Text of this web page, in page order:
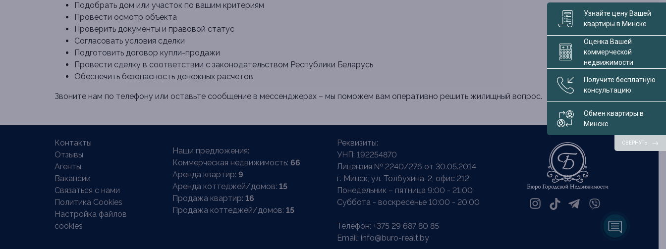
Подобрать дом или участок по вашим критериям
Провести осмотр объекта
Проверить документы и правовой статус
Согласовать условия сделки
Подготовить договор купли-продажи
Провести сделку в соответствии с законодательством Республики Беларусь
Обеспечить безопасность денежных расчетов
Звоните нам по телефону или оставьте сообщение в мессенджерах – мы поможем вам оперативно решить жилищный вопрос.
Контакты
Отзывы
Агенты
Вакансии
Связаться с нами
Политика Cookies
Настройка файлов
cookies
Наши предложения:
Коммерческая недвижимость: 66
Аренда квартир: 9
Аренда коттеджей/домов: 15
Продажа квартир: 16
Продажа коттеджей/домов: 15
Реквизиты:
УНП: 192254870
Лицензия № 2240/276 от 30.05.2014
г. Минск, ул. Толбухина, 2, офис 212
Понедельник – пятница 9:00 - 21:00
Суббота - воскресенье 10:00 - 20:00
Телефон: +375 29 687 80 85
Email: info@buro-realt.by
Узнайте цену Вашей
квартиры в Минске
Оценка Вашей
коммерческой
недвижимости
Получите бесплатную
консультацию
Обмен квартиры в
Минске
СВЕРНУТЬ